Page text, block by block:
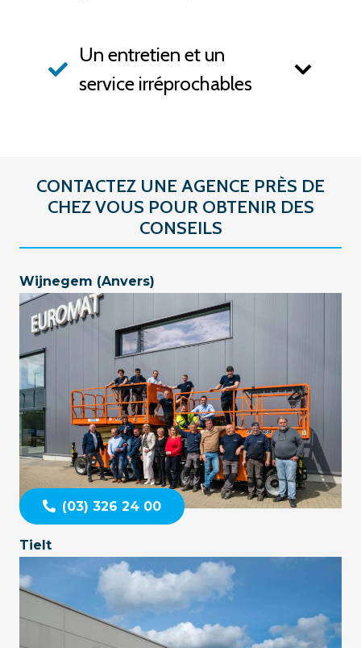
Un entretien et un
service irréprochables
CONTACTEZ UNE AGENCE PRÈS DE
CHEZ VOUS POUR OBTENIR DES
CONSEILS
Wijnegem (Anvers)
(03) 326 24 00
Tielt